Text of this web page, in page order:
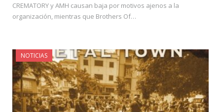
CREMATORY y AMH causan baja por motivos ajenos a la
organización, mientras que Brothers Of…
NOTICIAS